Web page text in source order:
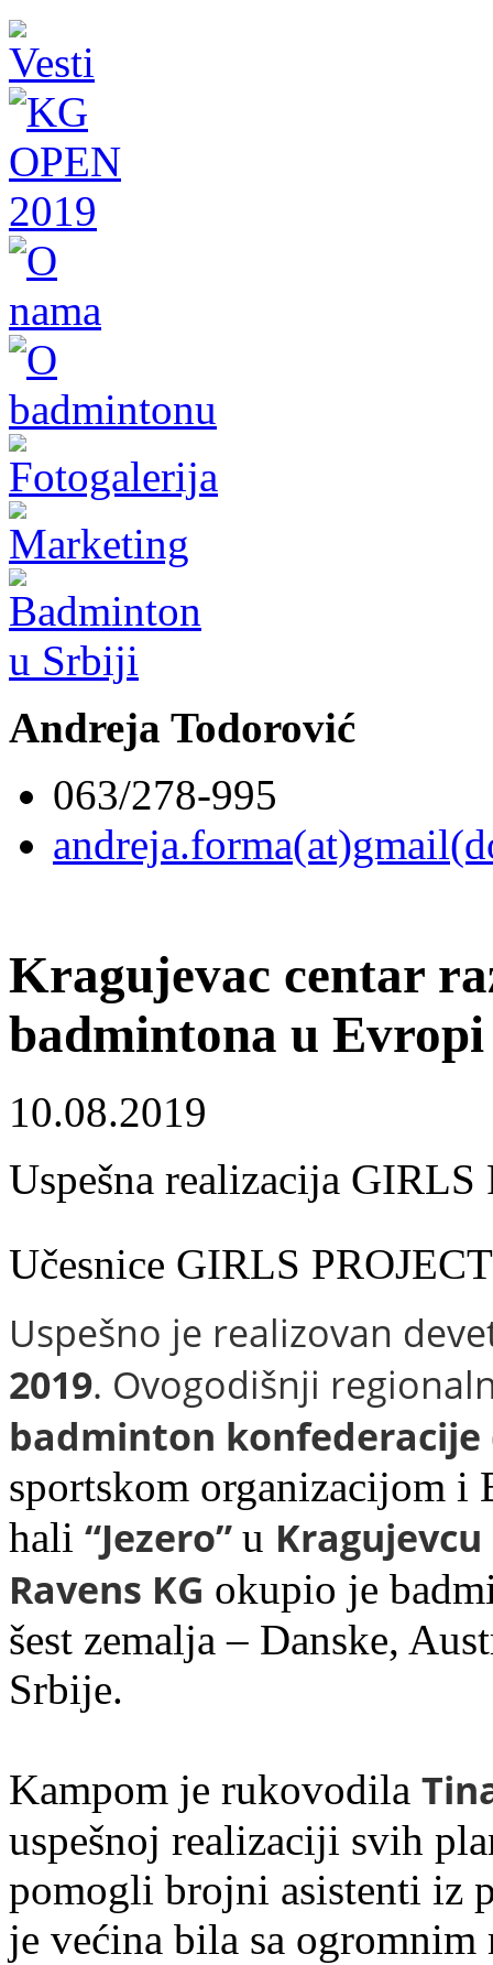
Andreja Todorović
063/278-995
Kragujevac centar
badmintona u Evropi
10.08.2019
Uspešna realizacija GIRLS
Učesnice GIRLS
Uspešno je realizovan
2019. Ovogodišnji
badminton konfederacije
sportskom organizacijom i
hali “Jezero” u Kragujevcu
Ravens KG okupio je
šest zemalja – Danske,
Srbije.
Kampom je rukovodila
uspešnoj realizaciji svih
pomogli brojni asistenti iz
je većina bila sa